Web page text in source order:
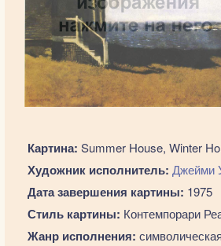
Картина: Summer House, Winter
Художник исполнитель: Джейми
Дата завершения картины: 1975
Стиль картины: Контемпорари
Жанр исполнения: